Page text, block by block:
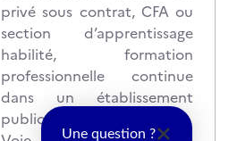
privé sous contrat, CFA ou
section d’apprentissage
habilité, formation
professionnelle continue
dans un établissement
public : Ponctuel écrit
Une question ?